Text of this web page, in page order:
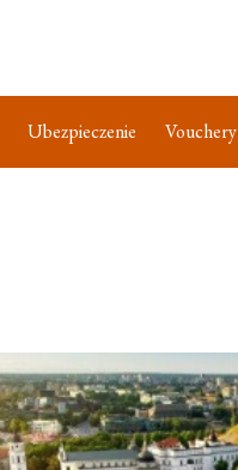
Ubezpieczenie Vouchery